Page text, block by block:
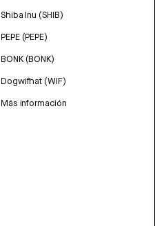
Shiba Inu (SHIB)
PEPE (PEPE)
BONK (BONK)
Dogwifhat (WIF)
Más información